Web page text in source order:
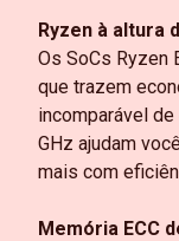
Ryzen à altura
Os SoCs Ryzen
que trazem
incomparável
GHz ajudam
mais com
Memória ECC